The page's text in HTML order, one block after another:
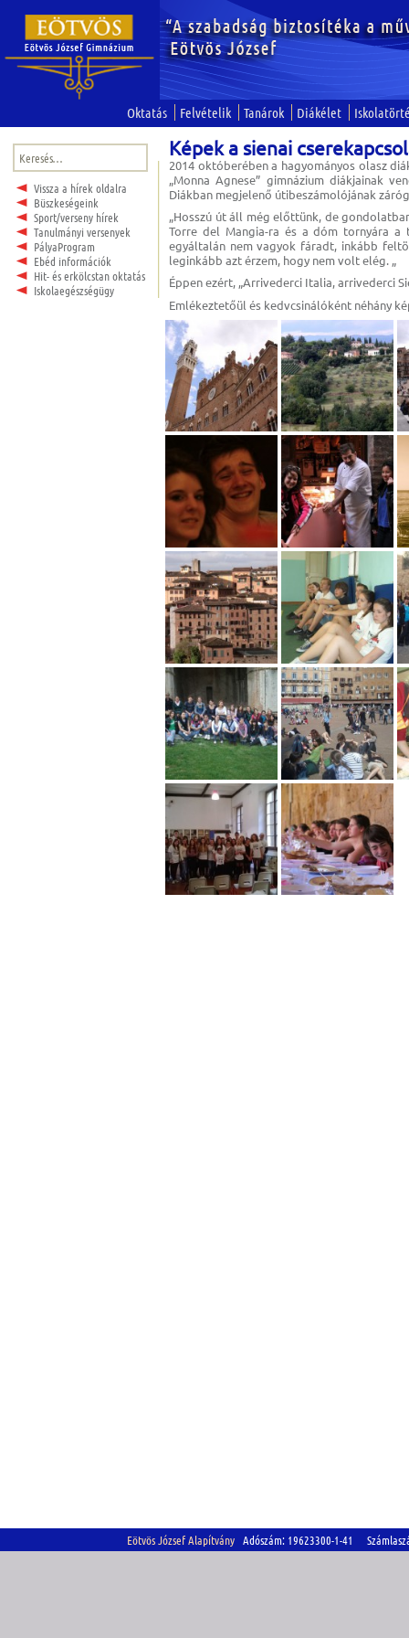
Oktatás Felvételik Tanárok Diákélet
Keresés:
Vissza a hírek oldalra
Büszkeségeink
Sport/verseny hírek
Tanulmányi versenyek
PályaProgram
Ebéd információk
Hit- és erkölcstan oktatás
Iskolaegészségügy
Képek a sienai
2014 októberében a hagyományos olasz
„Monna Agnese” gimnázium diákjainak
Diákban megjelenő útibeszámolójának
„Hosszú út áll még előttünk, de
Torre del Mangia-ra és a dóm tornyára
egyáltalán nem vagyok fáradt, inkább
leginkább azt érzem, hogy nem volt elég. „
Éppen ezért, „Arrivederci Italia, arrivederci
Emlékeztetőül és kedvcsinálóként néhány
Eötvös József Alapítvány Adószám: 19623300-1-41